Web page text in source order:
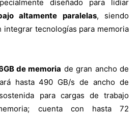
diseñado para lidiar
altamente paralelas, siendo
tecnologías para memoria
de memoria de gran ancho de
hasta 490 GB/s de ancho de
para cargas de trabajo
cuenta con hasta 72